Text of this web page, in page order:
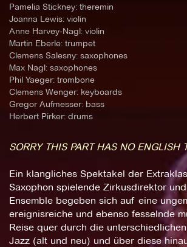
Pamelia Stickney: theremin
Joanna Lewis: violin
Anne Harvey-Nagl: violin
Martin Eberle: trumpet
Clemens Salesny: saxophones
Max Nagl: saxophones
Phil Yaeger: trombone
Clemens Wenger: keyboards
Gregor Aufmesser: bass
Herbert Pirker: drums
SORRY THIS PART HAS NO ENGLISH
Ein klangliches Spektakel der
Saxophon spielende Zirkusdirektor
Ensemble begeben sich auf eine
ereignisreiche und ebenso fesselnde
Reise quer durch die
Jazz (alt und neu) und über diese